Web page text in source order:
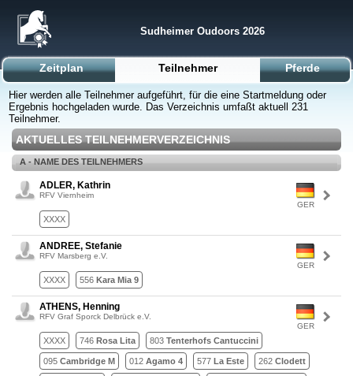
Sudheimer Oudoors 2026
Zeitplan Teilnehmer Pferde
Hier werden alle Teilnehmer aufgeführt, für die eine Startmeldung oder
Ergebnis hochgeladen wurde. Das Verzeichnis umfaßt aktuell 231
Teilnehmer.
AKTUELLES TEILNEHMERVERZEICHNIS
A - NAME DES TEILNEHMERS
GER
ADLER, Kathrin
RFV Viernheim
XXXX
GER
ANDREE, Stefanie
RFV Marsberg e.V.
XXXX 556 Kara Mia 9
GER
ATHENS, Henning
RFV Graf Sporck Delbrück e.V.
XXXX 746 Rosa Lita 803 Tenterhofs Cantuccini
095 Cambridge M 012 Agamo 4 577 La Este 262 Clodett